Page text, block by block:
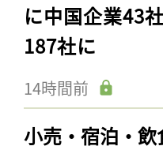
に中国企業43
187社に
14時間前
小売・宿泊・